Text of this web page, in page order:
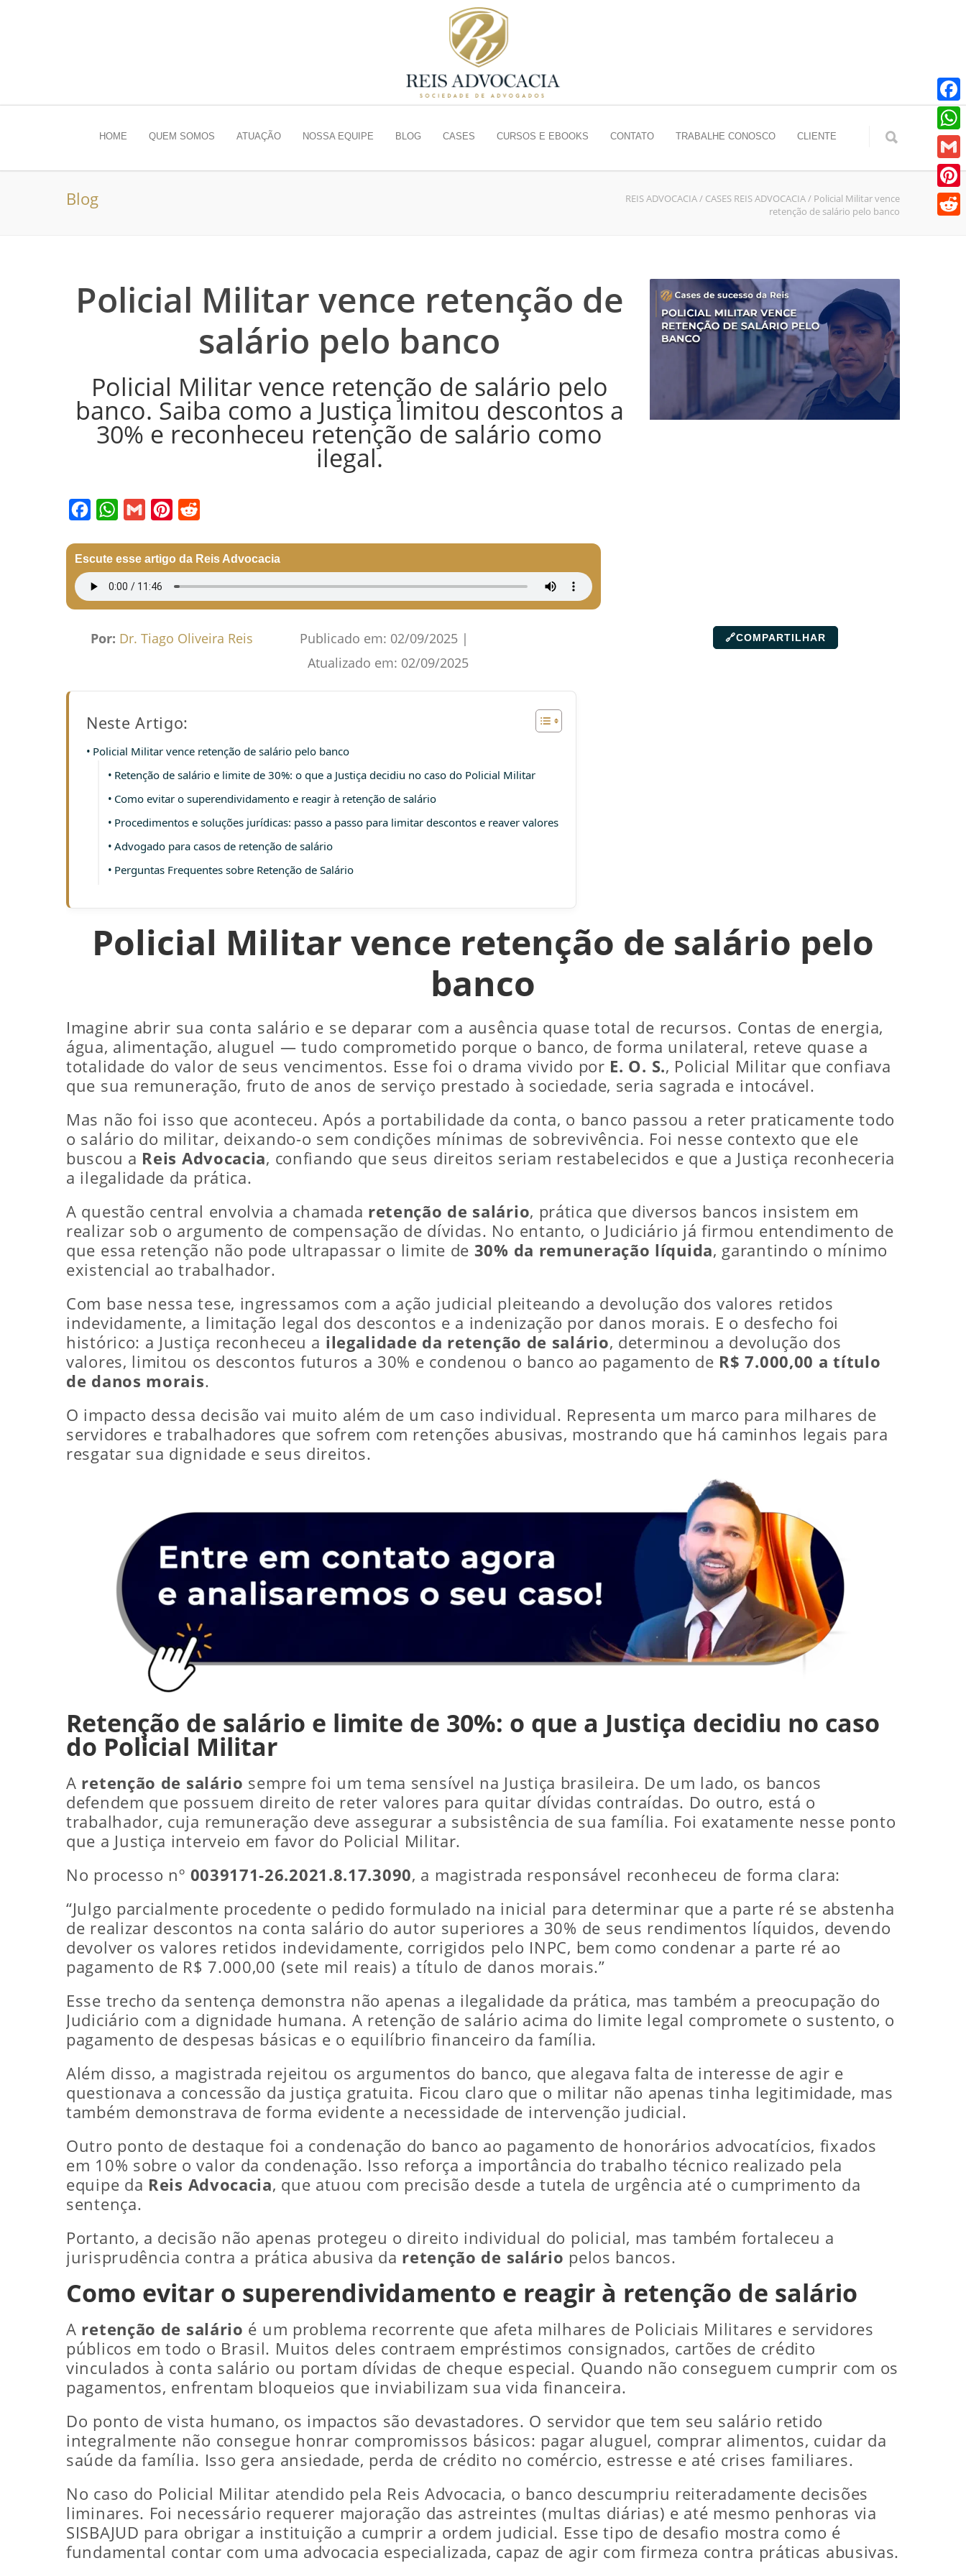
HOME QUEM SOMOS ATUAÇÃO NOSSA EQUIPE BLOG CASES CURSOS E EBOOKS CONTATO TRABALHE CONOSCO CLIENTE
Blog REIS ADVOCACIA/ CASES REIS ADVOCACIA/ Policial Militar vence
retenção de salário pelo banco
Policial Militar vence retenção de
salário pelo banco
Policial Militar vence retenção de salário pelo
banco. Saiba como a Justiça limitou descontos a
30% e reconheceu retenção de salário como
ilegal.
Escute esse artigo da Reis Advocacia
Por: Dr. Tiago Oliveira Reis Publicado em: 02/09/2025 |
Atualizado em: 02/09/2025
🔗COMPARTILHAR
Neste Artigo:
Policial Militar vence retenção de salário pelo banco
Retenção de salário e limite de 30%: o que a Justiça decidiu no caso do Policial Militar
Como evitar o superendividamento e reagir à retenção de salário
Procedimentos e soluções jurídicas: passo a passo para limitar descontos e reaver valores
Advogado para casos de retenção de salário
Perguntas Frequentes sobre Retenção de Salário
Policial Militar vence retenção de salário pelo
banco
Imagine abrir sua conta salário e se deparar com a ausência quase total de recursos. Contas de energia,
água, alimentação, aluguel — tudo comprometido porque o banco, de forma unilateral, reteve quase a
totalidade do valor de seus vencimentos. Esse foi o drama vivido por E. O. S., Policial Militar que confiava
que sua remuneração, fruto de anos de serviço prestado à sociedade, seria sagrada e intocável.
Mas não foi isso que aconteceu. Após a portabilidade da conta, o banco passou a reter praticamente todo
o salário do militar, deixando-o sem condições mínimas de sobrevivência. Foi nesse contexto que ele
buscou a Reis Advocacia, confiando que seus direitos seriam restabelecidos e que a Justiça reconheceria
a ilegalidade da prática.
A questão central envolvia a chamada retenção de salário, prática que diversos bancos insistem em
realizar sob o argumento de compensação de dívidas. No entanto, o Judiciário já firmou entendimento de
que essa retenção não pode ultrapassar o limite de 30% da remuneração líquida, garantindo o mínimo
existencial ao trabalhador.
Com base nessa tese, ingressamos com a ação judicial pleiteando a devolução dos valores retidos
indevidamente, a limitação legal dos descontos e a indenização por danos morais. E o desfecho foi
histórico: a Justiça reconheceu a ilegalidade da retenção de salário, determinou a devolução dos
valores, limitou os descontos futuros a 30% e condenou o banco ao pagamento de R$ 7.000,00 a título
de danos morais.
O impacto dessa decisão vai muito além de um caso individual. Representa um marco para milhares de
servidores e trabalhadores que sofrem com retenções abusivas, mostrando que há caminhos legais para
resgatar sua dignidade e seus direitos.
Retenção de salário e limite de 30%: o que a Justiça decidiu no caso
do Policial Militar
A retenção de salário sempre foi um tema sensível na Justiça brasileira. De um lado, os bancos
defendem que possuem direito de reter valores para quitar dívidas contraídas. Do outro, está o
trabalhador, cuja remuneração deve assegurar a subsistência de sua família. Foi exatamente nesse ponto
que a Justiça interveio em favor do Policial Militar.
No processo nº 0039171-26.2021.8.17.3090, a magistrada responsável reconheceu de forma clara:
“Julgo parcialmente procedente o pedido formulado na inicial para determinar que a parte ré se abstenha
de realizar descontos na conta salário do autor superiores a 30% de seus rendimentos líquidos, devendo
devolver os valores retidos indevidamente, corrigidos pelo INPC, bem como condenar a parte ré ao
pagamento de R$ 7.000,00 (sete mil reais) a título de danos morais.”
Esse trecho da sentença demonstra não apenas a ilegalidade da prática, mas também a preocupação do
Judiciário com a dignidade humana. A retenção de salário acima do limite legal compromete o sustento, o
pagamento de despesas básicas e o equilíbrio financeiro da família.
Além disso, a magistrada rejeitou os argumentos do banco, que alegava falta de interesse de agir e
questionava a concessão da justiça gratuita. Ficou claro que o militar não apenas tinha legitimidade, mas
também demonstrava de forma evidente a necessidade de intervenção judicial.
Outro ponto de destaque foi a condenação do banco ao pagamento de honorários advocatícios, fixados
em 10% sobre o valor da condenação. Isso reforça a importância do trabalho técnico realizado pela
equipe da Reis Advocacia, que atuou com precisão desde a tutela de urgência até o cumprimento da
sentença.
Portanto, a decisão não apenas protegeu o direito individual do policial, mas também fortaleceu a
jurisprudência contra a prática abusiva da retenção de salário pelos bancos.
Como evitar o superendividamento e reagir à retenção de salário
A retenção de salário é um problema recorrente que afeta milhares de Policiais Militares e servidores
públicos em todo o Brasil. Muitos deles contraem empréstimos consignados, cartões de crédito
vinculados à conta salário ou portam dívidas de cheque especial. Quando não conseguem cumprir com os
pagamentos, enfrentam bloqueios que inviabilizam sua vida financeira.
Do ponto de vista humano, os impactos são devastadores. O servidor que tem seu salário retido
integralmente não consegue honrar compromissos básicos: pagar aluguel, comprar alimentos, cuidar da
saúde da família. Isso gera ansiedade, perda de crédito no comércio, estresse e até crises familiares.
No caso do Policial Militar atendido pela Reis Advocacia, o banco descumpriu reiteradamente decisões
liminares. Foi necessário requerer majoração das astreintes (multas diárias) e até mesmo penhoras via
SISBAJUD para obrigar a instituição a cumprir a ordem judicial. Esse tipo de desafio mostra como é
fundamental contar com uma advocacia especializada, capaz de agir com firmeza contra práticas abusivas.
Gmail